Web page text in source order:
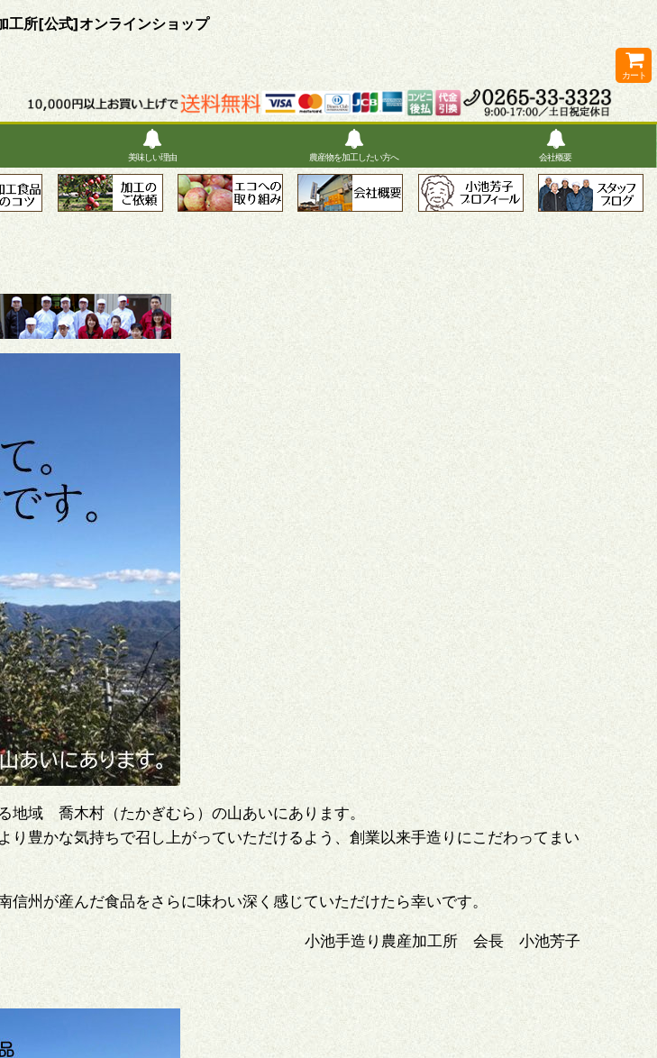
工所[公式]オンラインショップ
カート
美味しい理由 農産物を加工したい方へ 会社概要
地域 喬木村（たかぎむら）の山あいにあります。
豊かな気持ちで召し上がっていただけるよう、創業以来手造りにこだわってまい
州が産んだ食品をさらに味わい深く感じていただけたら幸いです。
小池手造り農産加工所 会長 小池芳子